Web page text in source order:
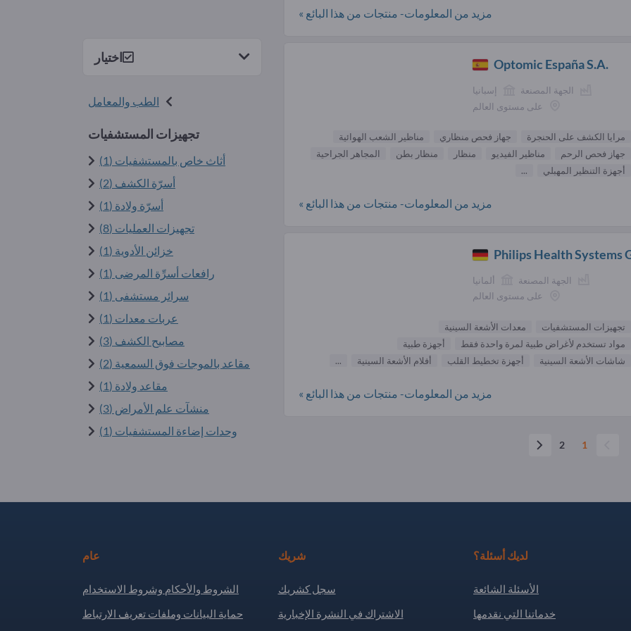
اختيار
الطب والمعامل
تجهيزات المستشفيات
أثاث خاص بالمستشفيات (1)
أسرّة الكشف (2)
أسرّة ولادة (1)
تجهيزات العمليات (8)
خزائن الأدوية (1)
رافعات أسرِّة المرضى (1)
سرائر مستشفى (1)
عربات معدات (1)
مصابيح الكشف (3)
مقاعد بالموجات فوق السمعية (2)
مقاعد ولادة (1)
منشآت علم الأمراض (3)
وحدات إضاءة المستشفيات (1)
مزيد من المعلومات- منتجات من هذا البائع »
Optomic España S.A.
الجهة المصنعة
إسبانيا
على مستوى العالم
مرايا الكشف على الحنجرة جهاز فحص منظاري
مناظير الشعب الهوائية
جهاز فحص الرحم
مناظير الفيديو منظار منظار بطن
المجاهر الجراحية
أجهزة التنظير المهبلي
...
مزيد من المعلومات- منتجات من هذا البائع »
Philips Health Systems
الجهة المصنعة
ألمانيا
على مستوى العالم
تجهيزات المستشفيات
معدات الأشعة السينية
مواد تستخدم لأغراض طبية لمرة واحدة فقط
أجهزة طبية
شاشات الأشعة السينية
أجهزة تخطيط القلب أفلام الأشعة السينية ...
مزيد من المعلومات- منتجات من هذا البائع »
1
2
عام
الشروط والأحكام وشروط الاستخدام
حماية البيانات وملفات تعريف الارتباط
شريك
سجل كشريك
الاشتراك في النشرة الإخبارية
لديك أسئلة؟
الأسئلة الشائعة
خدماتنا التي نقدمها